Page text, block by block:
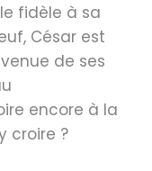
fidèle à sa
César est
de ses
encore à la
croire ?